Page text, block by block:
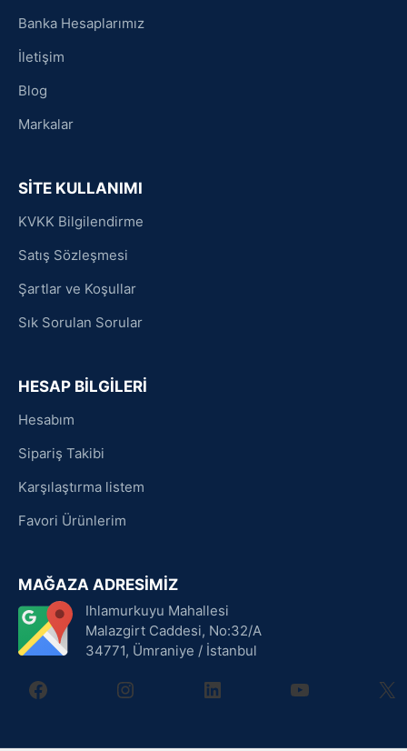
Banka Hesaplarımız
İletişim
Blog
Markalar
SİTE KULLANIMI
KVKK Bilgilendirme
Satış Sözleşmesi
Şartlar ve Koşullar
Sık Sorulan Sorular
HESAP BİLGİLERİ
Hesabım
Sipariş Takibi
Karşılaştırma listem
Favori Ürünlerim
MAĞAZA ADRESİMİZ
Ihlamurkuyu Mahallesi
Malazgirt Caddesi, No:32/A
34771, Ümraniye / İstanbul
facebookinstagramlinkedin youtube X